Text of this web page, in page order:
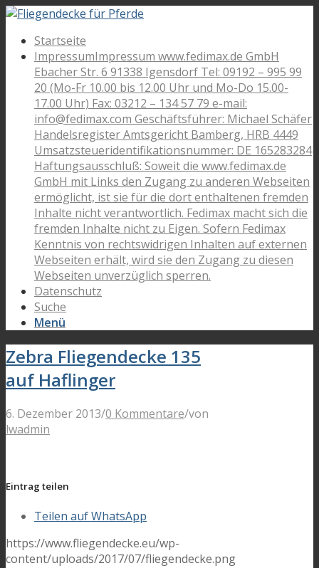
Startseite
ImpressumImpressum www.fedimax.de GmbH
Ebacher Str. 6 91338 Igensdorf Tel: 09192 – 995 99
20 (Mo-Fr 10.00 bis 12.00 Uhr und Mo-Do 15.00-
17.00 Uhr) Fax: 03212 – 134 57 79 e-mail:
info@fedimax.com Geschäftsführer: Michael Schäfer
Handelsregister Amtsgericht Bamberg, HRB 4449
Umsatzsteueridentifikationsnummer: DE 165283284
Haftungsausschluß: Soweit die www.fedimax.de
GmbH mit Links den Zugang zu anderen Webseiten
ermöglicht, ist sie für die dort enthaltenen fremden
Inhalte nicht verantwortlich. Fedimax macht sich die
fremden Inhalte nicht zu Eigen. Sofern Fedimax
Kenntnis von rechtswidrigen Inhalten auf externen
Webseiten erhält, wird sie den Zugang zu diesen
Webseiten unverzüglich sperren.
Datenschutz
Suche
Menü
Zebra Fliegendecke 135
auf Haflinger
6. Dezember 2013/0 Kommentare/von
lwadmin
Eintrag teilen
Teilen auf WhatsApp
https://www.fliegendecke.eu/wp-
content/uploads/2017/07/fliegendecke.png